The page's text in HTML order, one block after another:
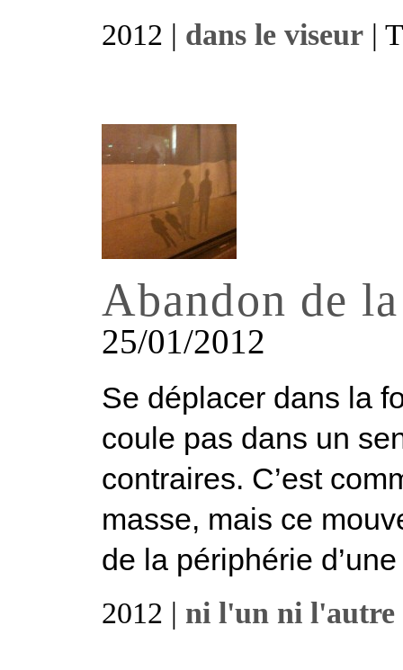
2012 | dans le viseur |
Abandon de
25/01/2012
Se déplacer dans la
coule pas dans un
contraires. C’est
masse, mais ce
de la périphérie
2012 | ni l'un ni l'autre